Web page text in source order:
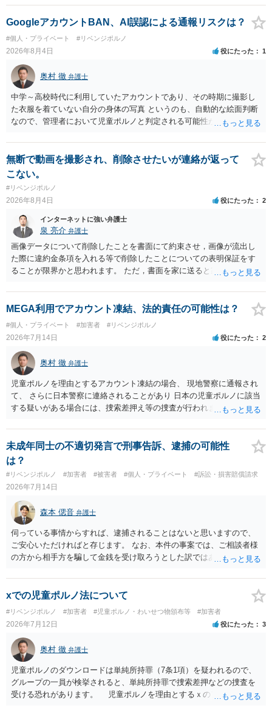
GoogleアカウントBAN、AI誤認による通報リスクは？
#個人・プライベート #リベンジポルノ
2026年8月4日 役にたった 1
奥村 徹 弁護士
中学～高校時代に利用していたアカウントであり、その時期に撮影し
た衣服を着ていない自分の身体の写真 というのも、自動的な絵面判断
なので、管理者において児童ポルノと判定される可能性があります。
無断で動画を撮影され、削除させたいが連絡が返って
こない。
#リベンジポルノ
2026年8月4日 役にたった 2
インターネットに強い弁護士
泉 亮介 弁護士
画像データについて削除したことを書面にて約束させ，画像が流出し
た際に違約金条項を入れる等で削除したことについての表明保証をす
ることが限界かと思われます。 ただ，書面を家に送ると家族に不貞行
除等を求めることは避けたほうが良いかと思われます。
MEGA利用でアカウント凍結、法的責任の可能性は？
#個人・プライベート #加害者 #リベンジポルノ
2026年7月14日 役にたった 2
奥村 徹 弁護士
児童ポルノを理由とするアカウント凍結の場合、 現地警察に通報され
て、 さらに日本警察に連絡されることがあり 日本の児童ポルノに該当
する疑いがある場合には、捜索差押え等の捜査が行われます。 実際に
ください。
未成年同士の不適切発言で刑事告訴、逮捕の可能性
は？
#リベンジポルノ #加害者 #被害者 #個人・プライベート #訴訟・損害賠償請求
2026年7月14日
森本 偲音 弁護士
伺っている事情からすれば、逮捕されることはないと思いますので、
ご安心いただければと存じます。 なお、本件の事案では、ご相談者様
の方から相手方を騙して金銭を受け取ろうとした訳ではありませんの
xでの児童ポルノ法について
#リベンジポルノ #加害者 #児童ポルノ・わいせつ物頒布等 #加害者
2026年7月12日 役にたった 3
奥村 徹 弁護士
児童ポルノのダウンロードは単純所持罪（7条1項）を疑われるので、
グループの一員が検挙されると、単純所持罪で捜索差押などの捜査を
受ける恐れがあります。 児童ポルノを理由とするｘのアカウント凍